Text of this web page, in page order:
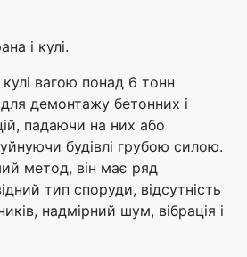
і кулі.
кулі вагою понад 6 тонн
демонтажу бетонних і
падаючи на них або
будівлі грубою силою.
метод, він має ряд
тип споруди, відсутність
надмірний шум, вібрація і